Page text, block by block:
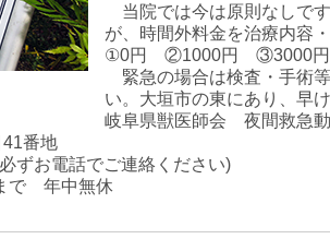
当院では今は原則なしで
が、時間外料金を治療内容
①0円 ②1000円 ③3000
緊急の場合は検査・手術
い。大垣市の東にあり、早
岐阜県獣医師会 夜間救急
番地
ずお電話でご連絡ください)
で 年中無休